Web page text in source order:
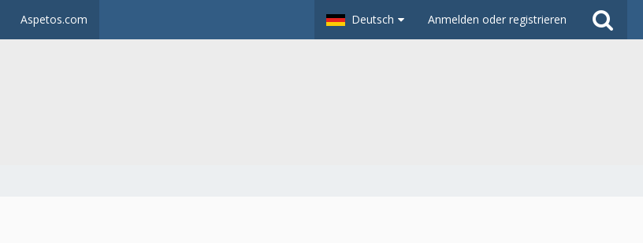
Aspetos.com Deutsch Anmelden oder registrieren